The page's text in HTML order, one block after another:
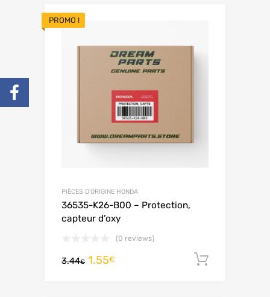
PROMO !
PIÈCES D'ORIGINE HONDA
36535-K26-B00 – Protection,
capteur d’oxy
(0 reviews)
3.44€ 1.55€